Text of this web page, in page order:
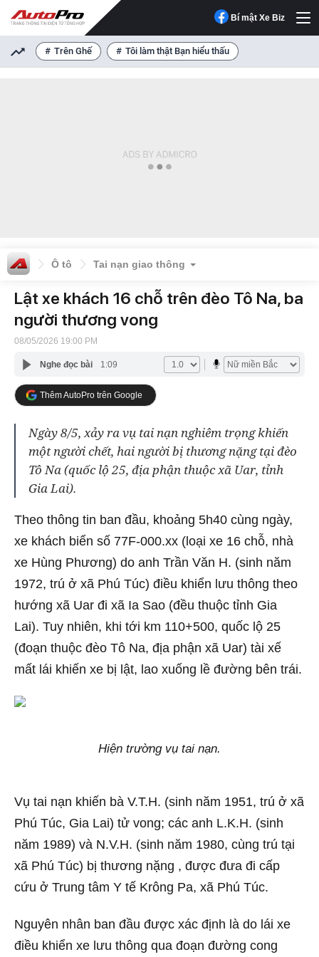
Bí mật Xe Biz
Trên Ghế Tôi làm thật Bạn hiểu thấu
Ô tô Tai nạn giao thông
Lật xe khách 16 chỗ trên đèo Tô Na, ba
người thương vong
08/05/2026 19:00 PM
Nghe đọc bài 1:09
Thêm AutoPro trên Google
Ngày 8/5, xảy ra vụ tai nạn nghiêm trọng khiến
một người chết, hai người bị thương nặng tại đèo
Tô Na (quốc lộ 25, địa phận thuộc xã Uar, tỉnh
Gia Lai).
Theo thông tin ban đầu, khoảng 5h40 cùng ngày,
xe khách biển số 77F-000.xx (loại xe 16 chỗ, nhà
xe Hùng Phương) do anh Trần Văn H. (sinh năm
1972, trú ở xã Phú Túc) điều khiển lưu thông theo
hướng xã Uar đi xã Ia Sao (đều thuộc tỉnh Gia
Lai). Tuy nhiên, khi tới km 110+500, quốc lộ 25
(đoạn thuộc đèo Tô Na, địa phận xã Uar) tài xế
mất lái khiến xe bị lật, lao xuống lề đường bên trái.
Hiện trường vụ tai nạn.
Vụ tai nạn khiến bà V.T.H. (sinh năm 1951, trú ở xã
Phú Túc, Gia Lai) tử vong; các anh L.K.H. (sinh
năm 1989) và N.V.H. (sinh năm 1980, cùng trú tại
xã Phú Túc) bị thương nặng , được đưa đi cấp
cứu ở Trung tâm Y tế Krông Pa, xã Phú Túc.
Nguyên nhân ban đầu được xác định là do lái xe
điều khiển xe lưu thông qua đoạn đường cong